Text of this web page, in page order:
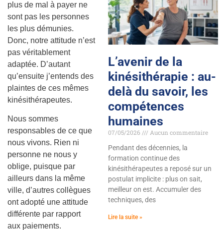
plus de mal à payer ne
sont pas les personnes
les plus démunies.
Donc, notre attitude n’est
pas véritablement
adaptée. D’autant
qu’ensuite j’entends des
plaintes de ces mêmes
kinésithérapeutes.
Nous sommes
responsables de ce que
nous vivons. Rien ni
personne ne nous y
oblige, puisque par
ailleurs dans la même
ville, d’autres collègues
ont adopté une attitude
différente par rapport
aux paiements.
L’avenir de la
kinésithérapie : au-
delà du savoir, les
compétences
humaines
07/05/2026
Aucun commentaire
Pendant des décennies, la
formation continue des
kinésithérapeutes a reposé sur un
postulat implicite : plus on sait,
meilleur on est. Accumuler des
techniques, des
Lire la suite »